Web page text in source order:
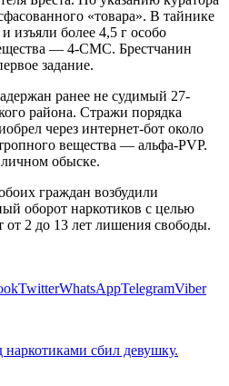
«товара». В тайнике
изъяли более 4,5 г особо
— 4-СМС. Брестчанин
задание.
ранее не судимый 27-
района. Стражи порядка
через интернет-бот около
вещества — альфа-PVP.
обыске.
граждан возбудили
оборот наркотиков с целью
2 до 13 лет лишения свободы.
TwitterWhatsAppTelegramViber
сбил девушку.